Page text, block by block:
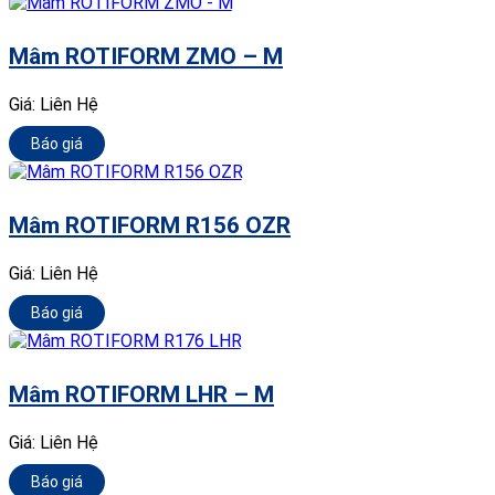
Mâm ROTIFORM ZMO – M
Giá: Liên Hệ
Báo giá
Mâm ROTIFORM R156 OZR
Giá: Liên Hệ
Báo giá
Mâm ROTIFORM LHR – M
Giá: Liên Hệ
Báo giá